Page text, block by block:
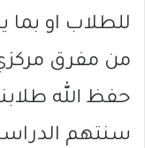
للطلاب او
من مفرق
حفظ الله
سنتهم